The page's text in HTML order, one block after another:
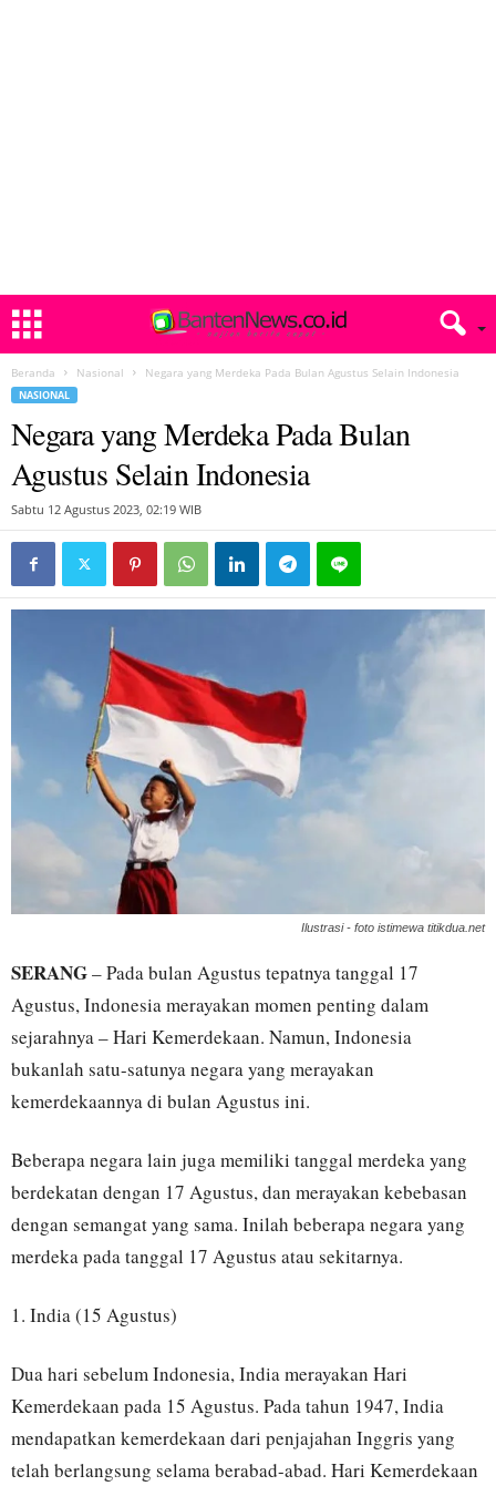
Beranda Nasional Negara yang Merdeka Pada Bulan Agustus Selain Indonesia
NASIONAL
Negara yang Merdeka Pada Bulan
Agustus Selain Indonesia
Sabtu 12 Agustus 2023, 02:19 WIB
Ilustrasi - foto istimewa titikdua.net
SERANG– Pada bulan Agustus tepatnya tanggal 17
Agustus, Indonesia merayakan momen penting dalam
sejarahnya – Hari Kemerdekaan. Namun, Indonesia
bukanlah satu-satunya negara yang merayakan
kemerdekaannya di bulan Agustus ini.
Beberapa negara lain juga memiliki tanggal merdeka yang
berdekatan dengan 17 Agustus, dan merayakan kebebasan
dengan semangat yang sama. Inilah beberapa negara yang
merdeka pada tanggal 17 Agustus atau sekitarnya.
1. India (15 Agustus)
Dua hari sebelum Indonesia, India merayakan Hari
Kemerdekaan pada 15 Agustus. Pada tahun 1947, India
mendapatkan kemerdekaan dari penjajahan Inggris yang
telah berlangsung selama berabad-abad. Hari Kemerdekaan